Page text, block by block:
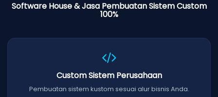
Software House & Jasa Pembuatan Sistem Custom
100%
Custom Sistem Perusahaan
Pembuatan sistem kustom sesuai alur bisnis Anda.